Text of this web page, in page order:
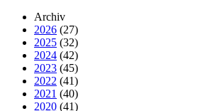
Archiv
2026 (27)
2025 (32)
2024 (42)
2023 (45)
2022 (41)
2021 (40)
2020 (41)